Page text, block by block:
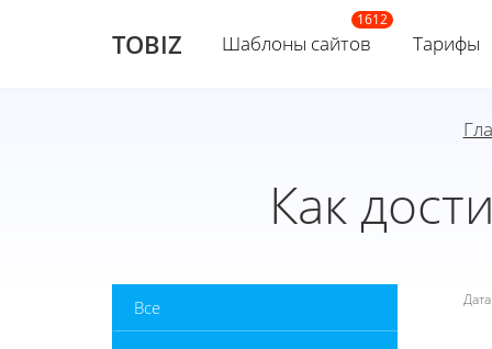
TOBIZ Шаблоны сайтов Тарифы
Как
Все